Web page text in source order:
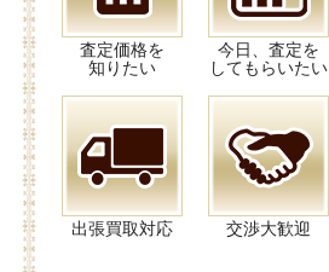
査定価格を
知りたい
今日、査定を
してもらいたい
出張買取対応 交渉大歓迎